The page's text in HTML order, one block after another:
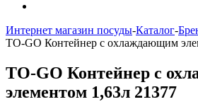
Интернет магазин посуды-Каталог-
TO-GO Контейнер с охлаждающим
TO-GO Контейнер с
элементом 1,63л 21377